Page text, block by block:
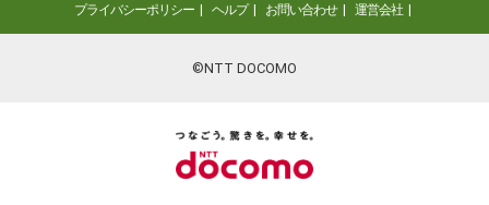
プライバシーポリシー ヘルプ お問い合わせ 運営会社
©NTT DOCOMO